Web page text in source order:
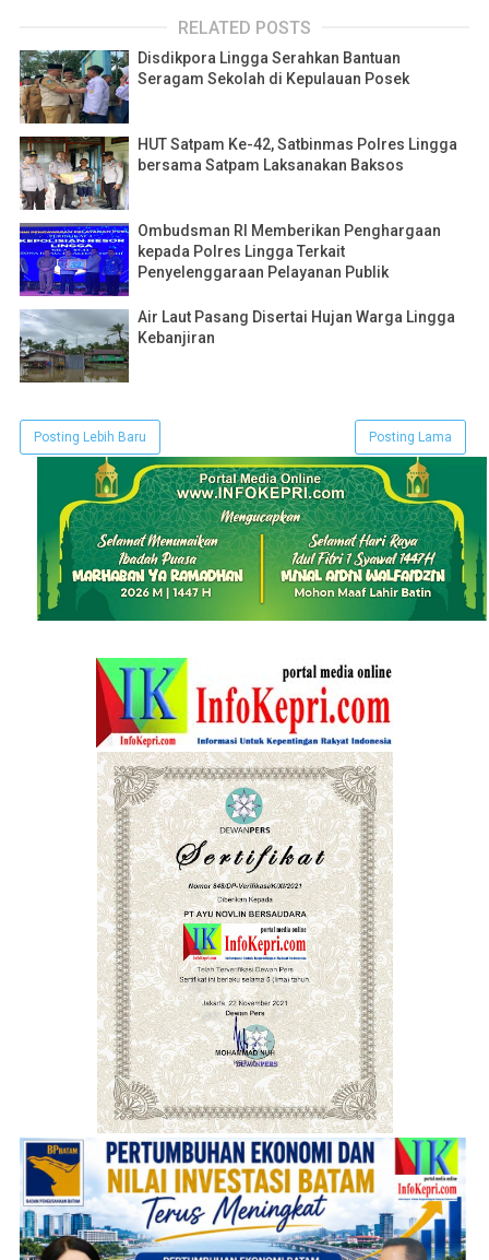
RELATED POSTS
Disdikpora Lingga Serahkan Bantuan
Seragam Sekolah di Kepulauan Posek
HUT Satpam Ke-42, Satbinmas Polres Lingga
bersama Satpam Laksanakan Baksos
Ombudsman RI Memberikan Penghargaan
kepada Polres Lingga Terkait
Penyelenggaraan Pelayanan Publik
Air Laut Pasang Disertai Hujan Warga Lingga
Kebanjiran
Posting Lebih Baru Posting Lama